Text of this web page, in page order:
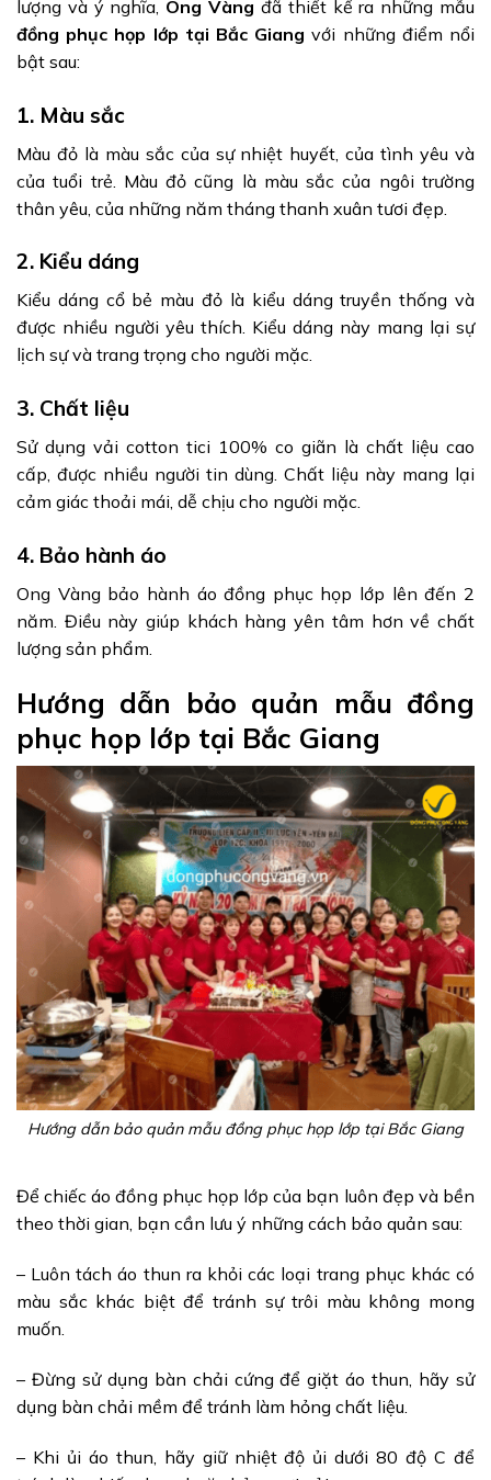
lượng và ý nghĩa, Ong Vàng đã thiết kế ra những mẫu
đồng phục họp lớp tại Bắc Giang với những điểm nổi
bật sau:
1. Màu sắc
Màu đỏ là màu sắc của sự nhiệt huyết, của tình yêu và
của tuổi trẻ. Màu đỏ cũng là màu sắc của ngôi trường
thân yêu, của những năm tháng thanh xuân tươi đẹp.
2. Kiểu dáng
Kiểu dáng cổ bẻ màu đỏ là kiểu dáng truyền thống và
được nhiều người yêu thích. Kiểu dáng này mang lại sự
lịch sự và trang trọng cho người mặc.
3. Chất liệu
Sử dụng vải cotton tici 100% co giãn là chất liệu cao
cấp, được nhiều người tin dùng. Chất liệu này mang lại
cảm giác thoải mái, dễ chịu cho người mặc.
4. Bảo hành áo
Ong Vàng bảo hành áo đồng phục họp lớp lên đến 2
năm. Điều này giúp khách hàng yên tâm hơn về chất
lượng sản phẩm.
Hướng dẫn bảo quản mẫu đồng
phục họp lớp tại Bắc Giang
Hướng dẫn bảo quản mẫu đồng phục họp lớp tại Bắc Giang
Để chiếc áo đồng phục họp lớp của bạn luôn đẹp và bền
theo thời gian, bạn cần lưu ý những cách bảo quản sau:
– Luôn tách áo thun ra khỏi các loại trang phục khác có
màu sắc khác biệt để tránh sự trôi màu không mong
muốn.
– Đừng sử dụng bàn chải cứng để giặt áo thun, hãy sử
dụng bàn chải mềm để tránh làm hỏng chất liệu.
– Khi ủi áo thun, hãy giữ nhiệt độ ủi dưới 80 độ C để